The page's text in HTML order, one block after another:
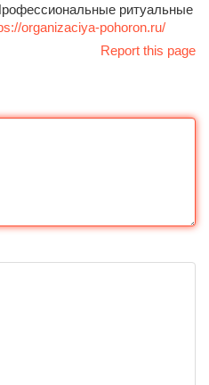
ритуальные
organizaciya-pohoron.ru/
Report this page